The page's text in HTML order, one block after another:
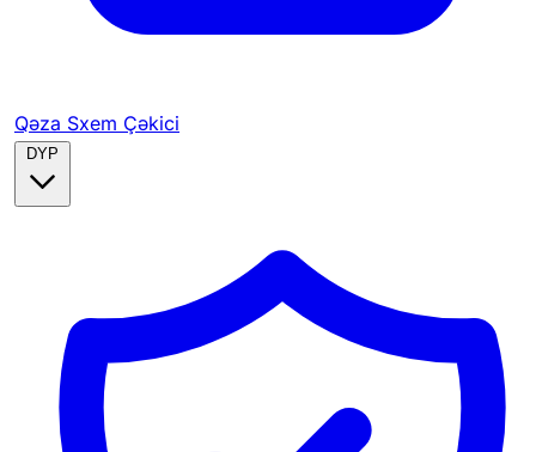
Qəza Sxem Çəkici
DYP